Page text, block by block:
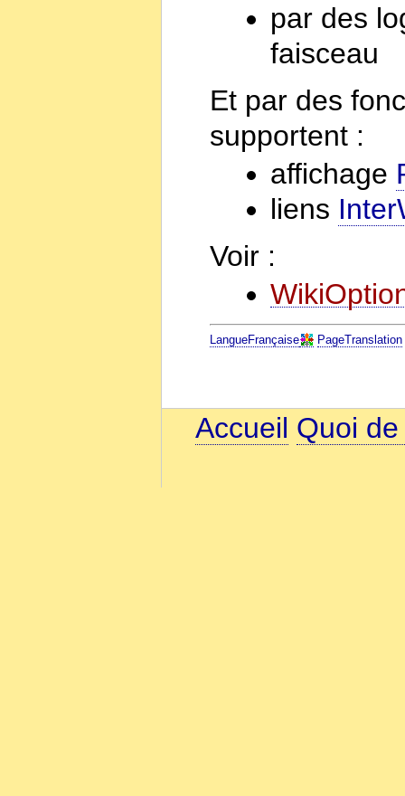
par des
faisceau
Et par des
supportent :
affichage
liens
Voir :
LangueFrançaise PageTranslation
Accueil Quoi